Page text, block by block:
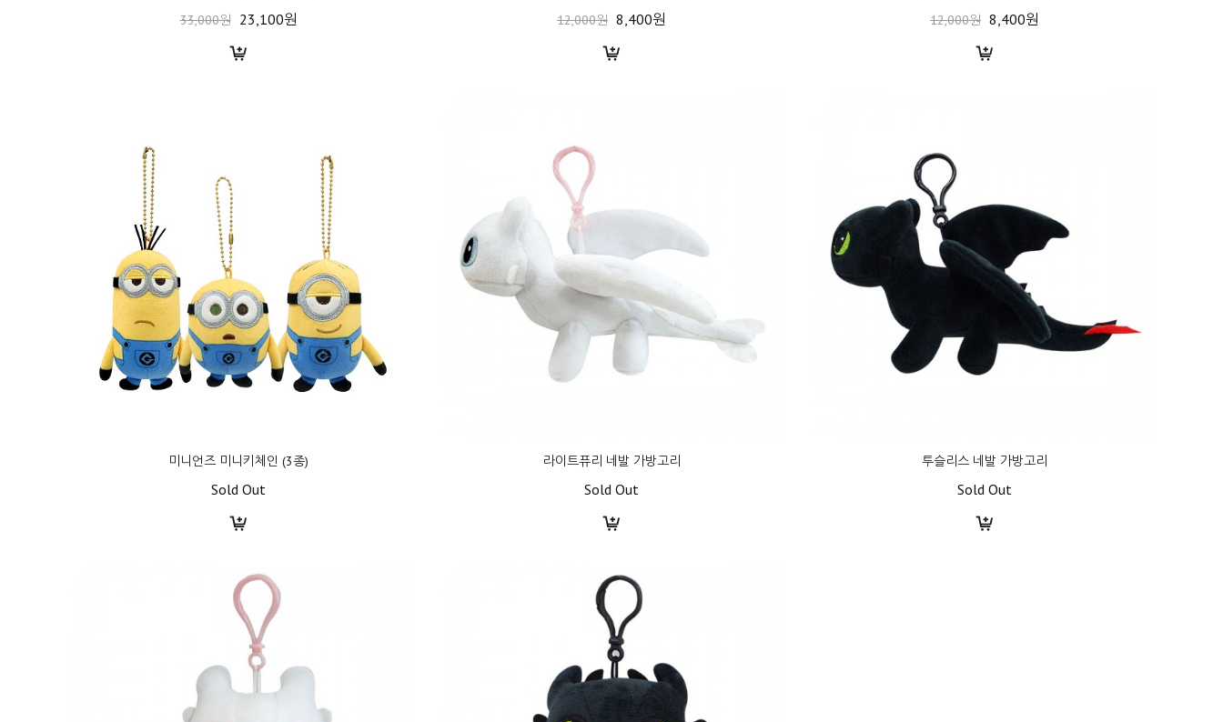
33,000원 23,100원
12,000원 8,400원
12,000원 8,400원
미니언즈 미니키체인 (3종)
Sold Out
라이트퓨리 네발 가방고리
Sold Out
투슬리스 네발 가방고리
Sold Out